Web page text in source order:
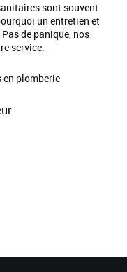
sont souvent
un entretien et
de panique, nos
service.
en plomberie